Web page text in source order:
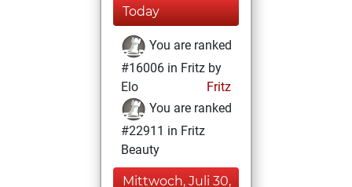
Today
You are ranked
#16006 in Fritz by
Elo
Fritz
You are ranked
#22911 in Fritz
Beauty
Mittwoch, Juli 30,